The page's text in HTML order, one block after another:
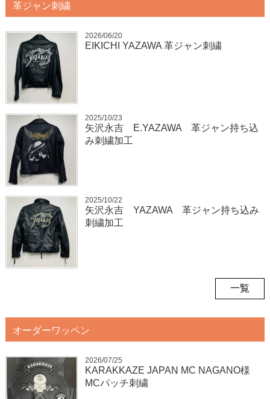
革ジャン刺繍
2026/06/20
EIKICHI YAZAWA 革ジャン刺繍
2025/10/23
矢沢永吉 E.YAZAWA 革ジャン持ち込
み刺繍加工
2025/10/22
矢沢永吉 YAZAWA 革ジャン持ち込み
刺繍加工
一覧
オーダーワッペン
2026/07/25
KARAKKAZE JAPAN MC NAGANO様
MCパッチ刺繍